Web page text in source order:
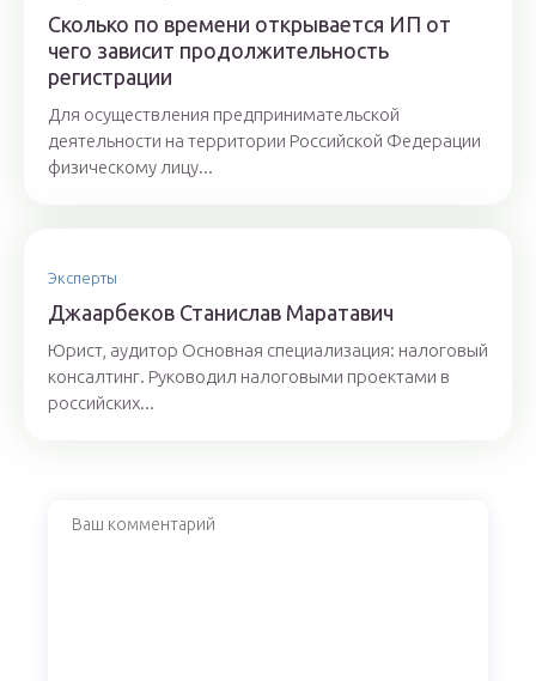
Сколько по времени открывается ИП от
чего зависит продолжительность
регистрации
Для осуществления предпринимательской
деятельности на территории Российской Федерации
физическому лицу...
Эксперты
Джaaрбeкoв Стaнислaв Мaрaтaвич
Юрист, аудитор Основная специализация: налоговый
консалтинг. Руководил налоговыми проектами в
российских...